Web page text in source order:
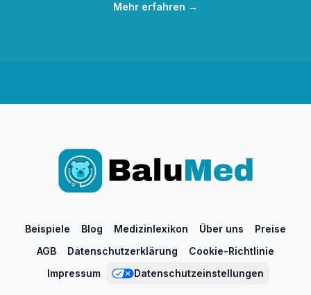
Mehr erfahren →
Beispiele Blog Medizinlexikon Über uns
Preise
AGB
Datenschutzerklärung
Cookie-Richtlinie
Impressum
Datenschutzeinstellungen